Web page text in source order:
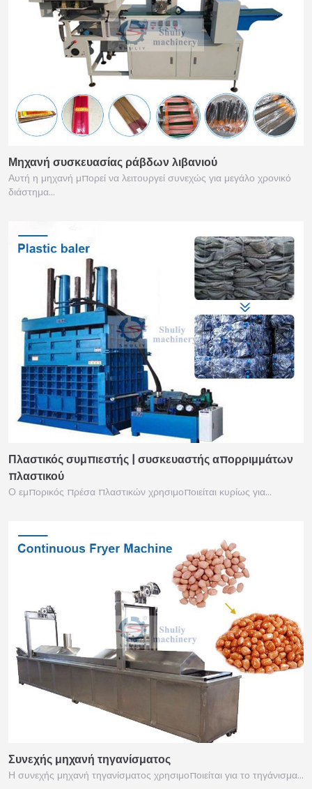
Μηχανή συσκευασίας ράβδων λιβανιού
Αυτή η μηχανή μπορεί να λειτουργεί συνεχώς για μεγάλο χρονικό
διάστημα…
Πλαστικός συμπιεστής | συσκευαστής απορριμμάτων
πλαστικού
Ο εμπορικός πρέσα πλαστικών χρησιμοποιείται κυρίως για…
Συνεχής μηχανή τηγανίσματος
Η συνεχής μηχανή τηγανίσματος χρησιμοποιείται για το τηγάνισμα…